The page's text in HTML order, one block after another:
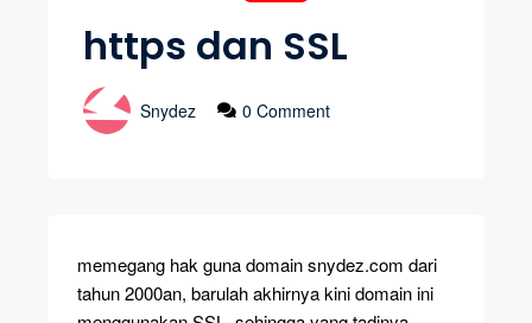
https dan SSL
Snydez 0 Comment
memegang hak guna domain snydez.com dari
tahun 2000an, barulah akhirnya kini domain ini